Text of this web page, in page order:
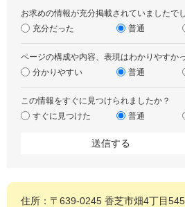
お求めの情報が充分掲載されていましたで
充分だった
普通
ページの構成や内容、表現はわかりやすか
分かりやすい
普通
この情報をすぐに見つけられましたか？
すぐに見つけた
普通
住所：〒639-0245 香芝市畑4丁目545